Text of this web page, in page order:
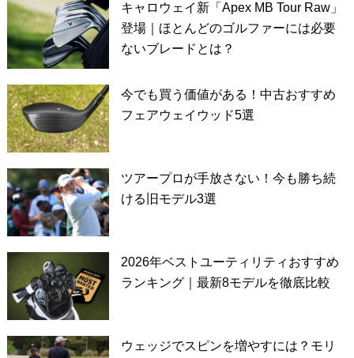
キャロウェイ新「Apex MB Tour Raw」
登場｜ほとんどのゴルファーには必要
ないブレードとは？
今でも買う価値がある！中古おすすめ
フェアウェイウッド5選
ツアープロが手放さない！今も勝ち続
ける旧モデル3選
2026年ベストユーティリティおすすめ
ランキング｜最新8モデルを徹底比較
ウェッジでスピンを増やすには？モリ